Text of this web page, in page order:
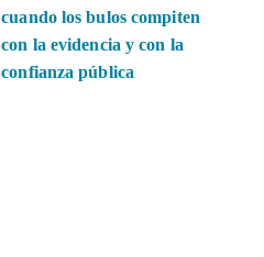
cuando los bulos compiten
con la evidencia y con la
confianza pública